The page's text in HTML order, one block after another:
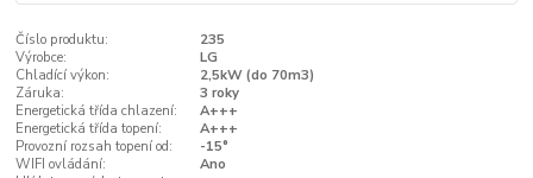
Číslo produktu:
235
Výrobce:
LG
Chladící výkon:
2,5kW (do 70m3)
Záruka:
3 roky
Energetická třída chlazení:
A+++
Energetická třída topení:
A+++
Provozní rozsah topení od:
-15°
WIFI ovládání:
Ano